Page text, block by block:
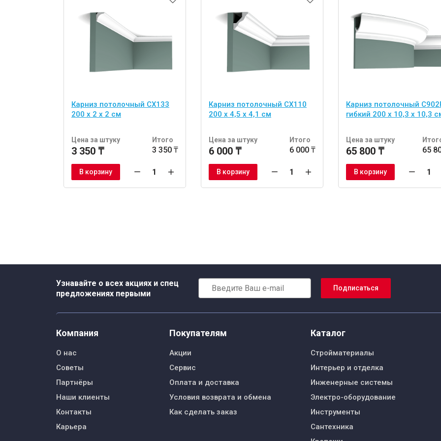
Карниз потолочный CX133
200 x 2 x 2 см
Цена за штуку
3 350 ₸
Итого
3 350 ₸
В корзину
Карниз потолочный CX110
200 x 4,5 x 4,1 см
Цена за штуку
6 000 ₸
Итого
6 000 ₸
В корзину
Карниз потолочный
гибкий 200 x 10,3 x 10,3
Цена за штуку
65 800 ₸ 65
В корзину
Узнавайте о всех акциях и спец
предложениях первыми
Подписаться
Компания
О нас
Советы
Партнёры
Наши клиенты
Контакты
Карьера
Покупателям
Акции
Сервис
Оплата и доставка
Условия возврата и обмена
Как сделать заказ
Каталог
Стройматериалы
Интерьер и отделка
Инженерные системы
Электро-оборудование
Инструменты
Сантехника